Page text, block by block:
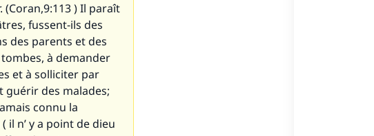
(Coran,9:113 ) Il paraît
fussent-ils des
des parents et des
à demander
et à solliciter par
guérir des malades;
connu la
il n’ y a point de dieu